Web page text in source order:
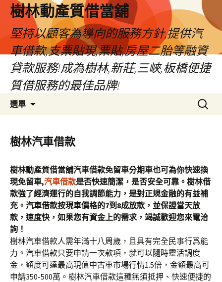
樹林動產質借當舖
堅持以顧客為導向的服務方針,提供汽
車借款,支票貼現,票貼,房屋二胎等融資
貸款服務!成為樹林,新莊,三峽,板橋便捷
質借服務的最佳品牌!
選單
要
內
搜
尋
樹林汽車借款
樹林動產質借當舖汽車借款免留車分期車也可為你快速換
現免留車,汽車借款是否快速簡潔，是否安全可靠。樹林借
款強了經濟運行的自我調節能力，是對正規金融的有益補
充。汽車借款按現車價格的7到8成放款，並保證當天放
款，速度快，如果您有資金上的需求，竭誠歡迎您來電洽
詢！
樹林汽車借款人需年滿十八周歲，且具有完全民事行爲能
力。汽車借款只要申請一次款項，就可以隨時靈活調度
金，額度可達最高現值中古車市場行情1.5倍，金額最高可
申請350-500萬。樹林汽車借款這種無須抵押、快速便捷的